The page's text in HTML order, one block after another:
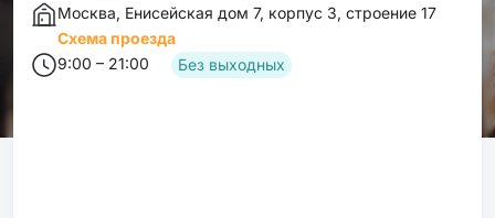
Москва, Енисейская дом 7, корпус 3, строение 17
Схема проезда
9:00 – 21:00
Без выходных